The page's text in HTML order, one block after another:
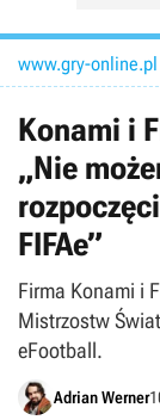
www.gry-online.pl
Konami i
„Nie
FIFAe”
Firma Konami i
Mistrzostw
eFootball.
Adrian Werner